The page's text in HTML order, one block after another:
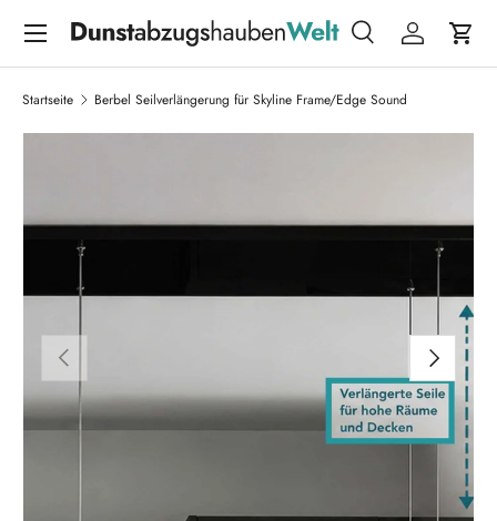
DIREKT ZUM INHALT
Suchen
SucheEinloggen
Menü
Startseite Berbel Seilverlängerung für Skyline Frame/Edge Sound
VORHERIGE NÄCHSTE